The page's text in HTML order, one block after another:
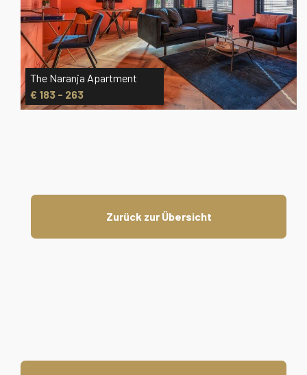
The Naranja Apartment
€ 183 - 263
Zurück zur Übersicht